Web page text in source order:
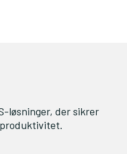
løsninger, der sikrer